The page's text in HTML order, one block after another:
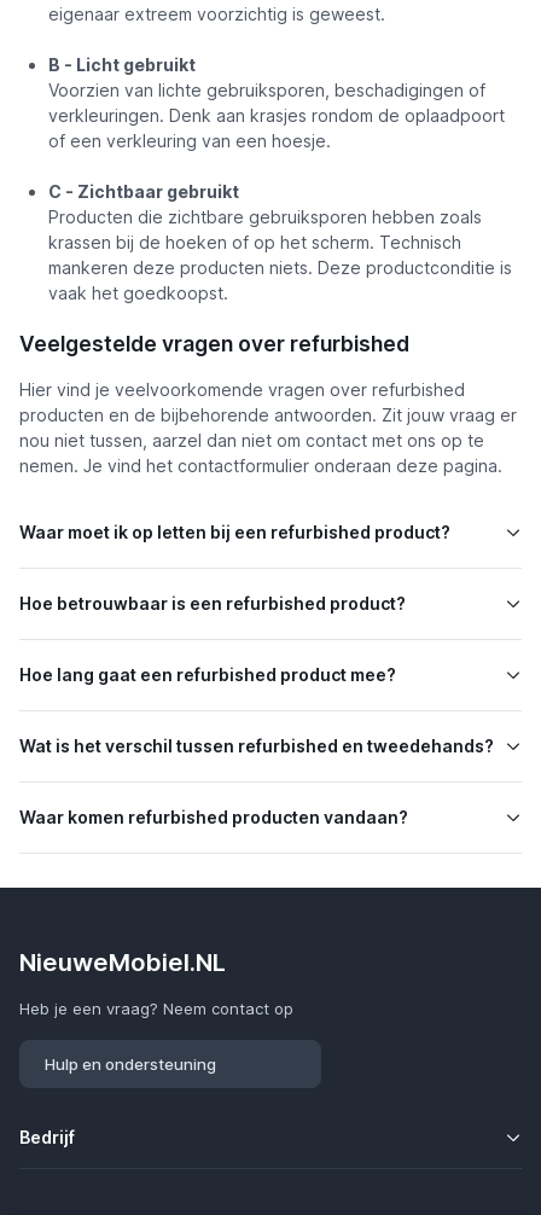
eigenaar extreem voorzichtig is geweest.
B - Licht gebruikt
Voorzien van lichte gebruiksporen, beschadigingen of
verkleuringen. Denk aan krasjes rondom de oplaadpoort
of een verkleuring van een hoesje.
C - Zichtbaar gebruikt
Producten die zichtbare gebruiksporen hebben zoals
krassen bij de hoeken of op het scherm. Technisch
mankeren deze producten niets. Deze productconditie is
vaak het goedkoopst.
Veelgestelde vragen over refurbished
Hier vind je veelvoorkomende vragen over refurbished
producten en de bijbehorende antwoorden. Zit jouw vraag er
nou niet tussen, aarzel dan niet om contact met ons op te
nemen. Je vind het contactformulier onderaan deze pagina.
Waar moet ik op letten bij een refurbished product?
Hoe betrouwbaar is een refurbished product?
Hoe lang gaat een refurbished product mee?
Wat is het verschil tussen refurbished en tweedehands?
Waar komen refurbished producten vandaan?
NieuweMobiel.NL
Heb je een vraag? Neem contact op
Hulp en ondersteuning
Bedrijf